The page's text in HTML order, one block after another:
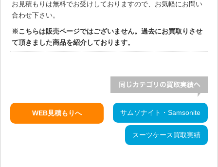
お見積もりは無料でお受けしておりますので、お気軽にお問い
合わせ下さい。
※こちらは販売ページではございません。過去にお買取りさせ
て頂きました商品を紹介しております。
WEB見積もりへ サムソナイト・Samsonite
スーツケース買取実績